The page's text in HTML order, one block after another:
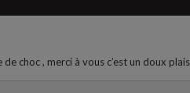
choc , merci à vous c’est un doux